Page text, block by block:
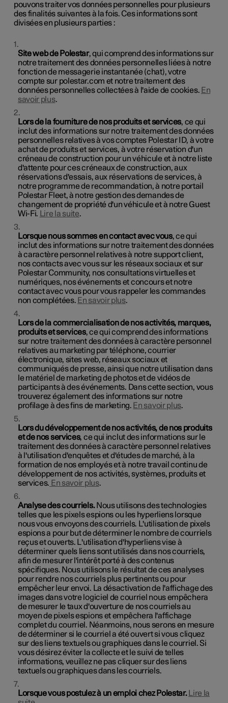
pouvons traiter vos données personnelles pour plusieurs
des finalités suivantes à la fois. Ces informations sont
divisées en plusieurs parties :
Site web de Polestar, qui comprend des informations sur
notre traitement des données personnelles liées à notre
fonction de messagerie instantanée (chat), votre
compte sur polestar.com et notre traitement des
données personnelles collectées à l'aide de cookies. En
savoir plus.
Lors de la fourniture de nos produits et services, ce qui
inclut des informations sur notre traitement des données
personnelles relatives à vos comptes Polestar ID, à votre
achat de produits et services, à votre réservation d'un
créneau de construction pour un véhicule et à notre liste
d'attente pour ces créneaux de construction, aux
réservations d'essais, aux réservations de services, à
notre programme de recommandation, à notre portail
Polestar Fleet, à notre gestion des demandes de
changement de propriété d'un véhicule et à notre Guest
Wi-Fi. Lire la suite.
Lorsque nous sommes en contact avec vous, ce qui
inclut des informations sur notre traitement des données
à caractère personnel relatives à notre support client,
nos contacts avec vous sur les réseaux sociaux et sur
Polestar Community, nos consultations virtuelles et
numériques, nos événements et concours et notre
contact avec vous pour vous rappeler les commandes
non complétées. En savoir plus.
Lors de la commercialisation de nos activités, marques,
produits et services, ce qui comprend des informations
sur notre traitement des données à caractère personnel
relatives au marketing par téléphone, courrier
électronique, sites web, réseaux sociaux et
communiqués de presse, ainsi que notre utilisation dans
le matériel de marketing de photos et de vidéos de
participants à des événements. Dans cette section, vous
trouverez également des informations sur notre
profilage à des fins de marketing. En savoir plus.
Lors du développement de nos activités, de nos produits
et de nos services, ce qui inclut des informations sur le
traitement des données à caractère personnel relatives
à l'utilisation d'enquêtes et d'études de marché, à la
formation de nos employés et à notre travail continu de
développement de nos activités, systèmes, produits et
services. En savoir plus.
Analyse des courriels. Nous utilisons des technologies
telles que les pixels espions ou les hyperliens lorsque
nous vous envoyons des courriels. L'utilisation de pixels
espions a pour but de déterminer le nombre de courriels
reçus et ouverts. L'utilisation d'hyperliens vise à
déterminer quels liens sont utilisés dans nos courriels,
afin de mesurer l'intérêt porté à des contenus
spécifiques. Nous utilisons le résultat de ces analyses
pour rendre nos courriels plus pertinents ou pour
empêcher leur envoi. La désactivation de l'affichage des
images dans votre logiciel de courriel nous empêchera
de mesurer le taux d'ouverture de nos courriels au
moyen de pixels espions et empêchera l'affichage
complet du courriel. Néanmoins, nous serons en mesure
de déterminer si le courriel a été ouvert si vous cliquez
sur des liens textuels ou graphiques dans le courriel. Si
vous désirez éviter la collecte et le suivi de telles
informations, veuillez ne pas cliquer sur des liens
textuels ou graphiques dans les courriels.
Lorsque vous postulez à un emploi chez Polestar. Lire la